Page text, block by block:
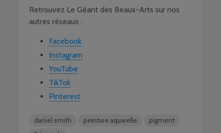
Retrouvez Le Géant des Beaux-Arts sur nos
autres réseaux :
Facebook
Instagram
YouTube
TikTok
Pinterest
daniel smith peinture aquarelle
pigment